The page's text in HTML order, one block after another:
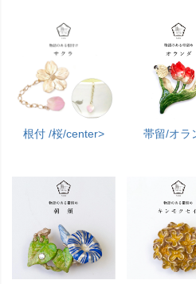
根付 /桜/center> 帯留/オラ